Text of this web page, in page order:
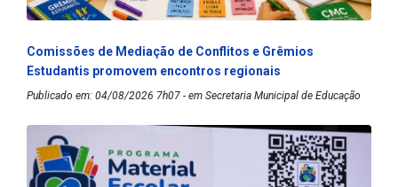
Comissões de Mediação de Conflitos e Grêmios
Estudantis promovem encontros regionais
Publicado em: 04/08/2026 7h07 - em Secretaria Municipal de Educação